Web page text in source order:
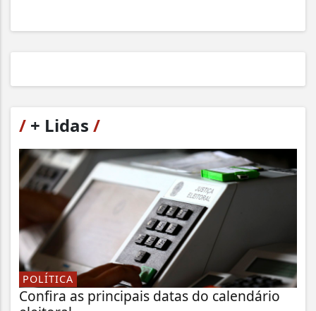
/ + Lidas /
POLÍTICA
Confira as principais datas do calendário